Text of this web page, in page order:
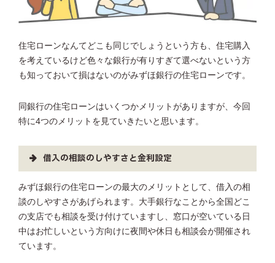
住宅ローンなんてどこも同じでしょうという方も、住宅購入
を考えているけど色々な銀行が有りすぎて選べないという方
も知っておいて損はないのがみずほ銀行の住宅ローンです。
同銀行の住宅ローンはいくつかメリットがありますが、今回
特に4つのメリットを見ていきたいと思います。
借入の相談のしやすさと金利設定
みずほ銀行の住宅ローンの最大のメリットとして、借入の相
談のしやすさがあげられます。大手銀行なことから全国どこ
の支店でも相談を受け付けていますし、窓口が空いている日
中はお忙しいという方向けに夜間や休日も相談会が開催され
ています。